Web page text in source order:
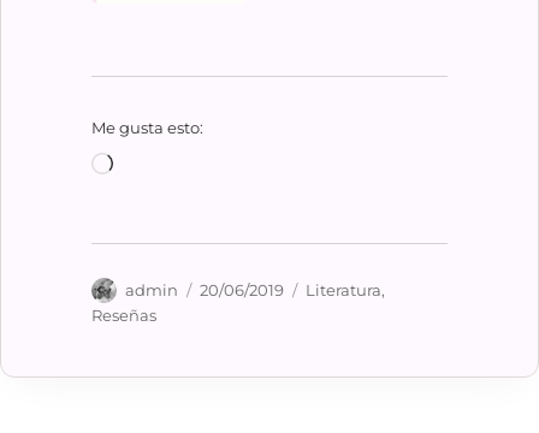
Me gusta esto:
Cargando...
Autor
admin
Publicado
20/06/2019 Categorías
Literatura,
Reseñas